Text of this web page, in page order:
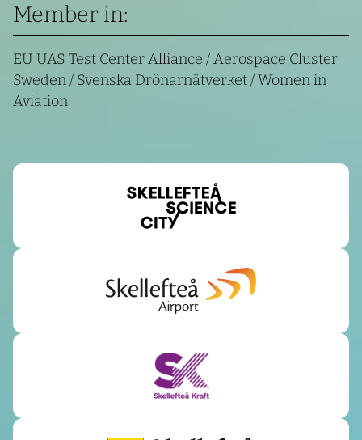
Member in:
EU UAS Test Center Alliance / Aerospace Cluster
Sweden / Svenska Drönarnätverket / Women in
Aviation